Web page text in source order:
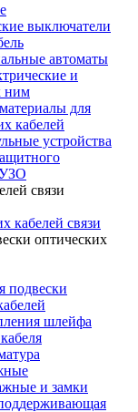
выключатели
автоматы
и
ним
для
кабелей
устройства
связи
кабелей связи
оптических
подвески
шлейфа
и замки